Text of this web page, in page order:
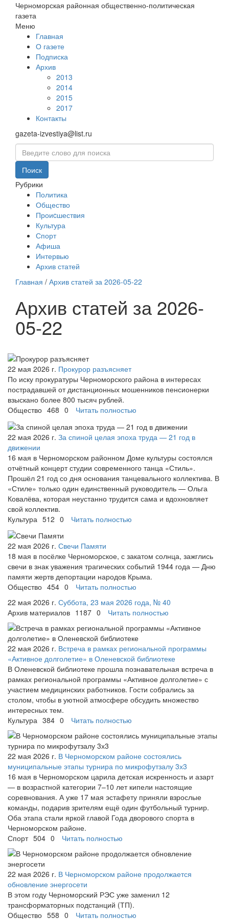
Черноморская районная общественно-политическая
газета
Меню
Главная
О газете
Подписка
Архив
2013
2014
2015
2017
Контакты
gazeta-izvestiya@list.ru
Рубрики
Политика
Общество
Проиcшествия
Культура
Спорт
Афиша
Интервью
Архив статей
Главная / Архив статей за 2026-05-22
Архив статей за 2026-
05-22
22 мая 2026 г. Прокурор разъясняет
По иску прокуратуры Черноморского района в интересах
пострадавшей от дистанционных мошенников пенсионерки
взыскано более 800 тысяч рублей.
Общество 468 0 Читать полностью
22 мая 2026 г. За спиной целая эпоха труда — 21 год в
движении
16 мая в Черноморском районном Доме культуры состоялся
отчётный концерт студии современного танца «Стиль».
Прошёл 21 год со дня основания танцевального коллектива. В
«Стиле» только один единственный руководитель — Ольга
Ковалёва, которая неустанно трудится сама и вдохновляет
свой коллектив.
Культура 512 0 Читать полностью
22 мая 2026 г. Свечи Памяти
18 мая в посёлке Черноморское, с закатом солнца, зажглись
свечи в знак уважения трагических событий 1944 года — Дню
памяти жертв депортации народов Крыма.
Общество 454 0
Читать полностью
22 мая 2026 г. Суббота, 23 мая 2026 года, № 40
Архив материалов 1187 0 Читать полностью
22 мая 2026 г. Встреча в рамках региональной программы
«Активное долголетие» в Оленевской библиотеке
В Оленевской библиотеке прошла познавательная встреча в
рамках региональной программы «Активное долголетие» с
участием медицинских работников. Гости собрались за
столом, чтобы в уютной атмосфере обсудить множество
интересных тем.
Культура 384 0 Читать полностью
22 мая 2026 г. В Черноморском районе состоялись
муниципальные этапы турнира по микрофутзалу 3х3
16 мая в Черноморском царила детская искренность и азарт
— в возрастной категории 7–10 лет кипели настоящие
соревнования. А уже 17 мая эстафету приняли взрослые
команды, подарив зрителям ещё один футбольный турнир.
Оба этапа стали яркой главой Года дворового спорта в
Черноморском районе.
Спорт 504 0 Читать полностью
22 мая 2026 г. В Черноморском районе продолжается
обновление энергосети
В этом году Черноморский РЭС уже заменил 12
трансформаторных подстанций (ТП).
Общество 558 0 Читать полностью